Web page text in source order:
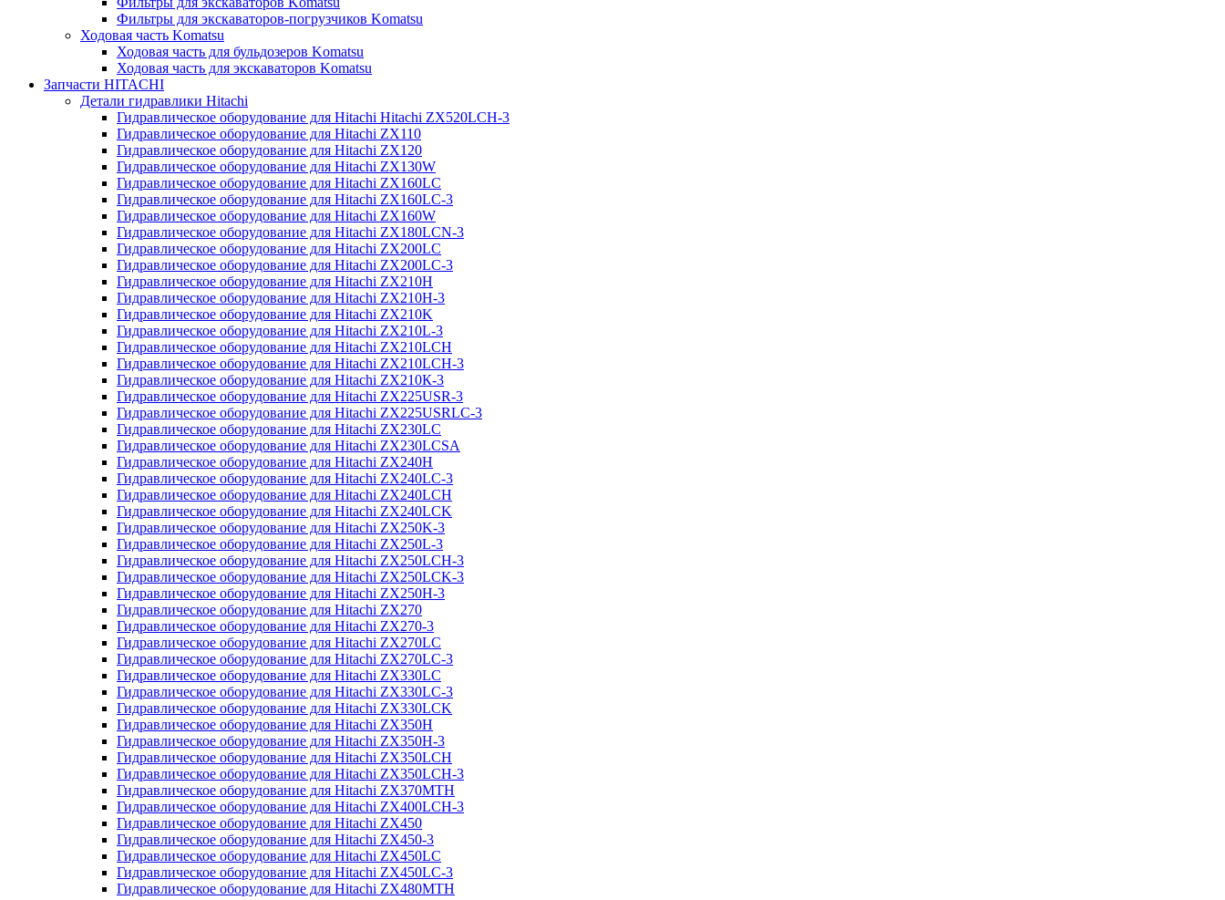
Фильтры для экскаваторов-погрузчиков Komatsu
Ходовая часть Komatsu
Ходовая часть для бульдозеров Komatsu
Ходовая часть для экскаваторов Komatsu
Запчасти HITACHI
Детали гидравлики Hitachi
Гидравлическое оборудование для Hitachi Hitachi ZX520LCH-3
Гидравлическое оборудование для Hitachi ZX110
Гидравлическое оборудование для Hitachi ZX120
Гидравлическое оборудование для Hitachi ZX130W
Гидравлическое оборудование для Hitachi ZX160LC
Гидравлическое оборудование для Hitachi ZX160LC-3
Гидравлическое оборудование для Hitachi ZX160W
Гидравлическое оборудование для Hitachi ZX180LCN-3
Гидравлическое оборудование для Hitachi ZX200LC
Гидравлическое оборудование для Hitachi ZX200LC-3
Гидравлическое оборудование для Hitachi ZX210H
Гидравлическое оборудование для Hitachi ZX210H-3
Гидравлическое оборудование для Hitachi ZX210K
Гидравлическое оборудование для Hitachi ZX210L-3
Гидравлическое оборудование для Hitachi ZX210LCH
Гидравлическое оборудование для Hitachi ZX210LCH-3
Гидравлическое оборудование для Hitachi ZX210К-3
Гидравлическое оборудование для Hitachi ZX225USR-3
Гидравлическое оборудование для Hitachi ZX225USRLC-3
Гидравлическое оборудование для Hitachi ZX230LC
Гидравлическое оборудование для Hitachi ZX230LCSA
Гидравлическое оборудование для Hitachi ZX240H
Гидравлическое оборудование для Hitachi ZX240LC-3
Гидравлическое оборудование для Hitachi ZX240LCH
Гидравлическое оборудование для Hitachi ZX240LCK
Гидравлическое оборудование для Hitachi ZX250K-3
Гидравлическое оборудование для Hitachi ZX250L-3
Гидравлическое оборудование для Hitachi ZX250LCH-3
Гидравлическое оборудование для Hitachi ZX250LCK-3
Гидравлическое оборудование для Hitachi ZX250Н-3
Гидравлическое оборудование для Hitachi ZX270
Гидравлическое оборудование для Hitachi ZX270-3
Гидравлическое оборудование для Hitachi ZX270LC
Гидравлическое оборудование для Hitachi ZX270LC-3
Гидравлическое оборудование для Hitachi ZX330LC
Гидравлическое оборудование для Hitachi ZX330LC-3
Гидравлическое оборудование для Hitachi ZX330LCK
Гидравлическое оборудование для Hitachi ZX350H
Гидравлическое оборудование для Hitachi ZX350H-3
Гидравлическое оборудование для Hitachi ZX350LCH
Гидравлическое оборудование для Hitachi ZX350LCH-3
Гидравлическое оборудование для Hitachi ZX370MTH
Гидравлическое оборудование для Hitachi ZX400LCH-3
Гидравлическое оборудование для Hitachi ZX450
Гидравлическое оборудование для Hitachi ZX450-3
Гидравлическое оборудование для Hitachi ZX450LC
Гидравлическое оборудование для Hitachi ZX450LC-3
Гидравлическое оборудование для Hitachi ZX480MTH